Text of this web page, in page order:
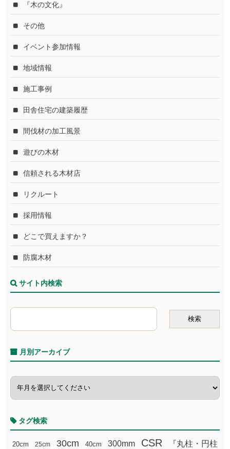
『木の文化』
その他
イベント参加情報
地域情報
施工事例
田舎住宅の建築履歴
間伐材の加工風景
遊びの木材
信頼される木材店
リクルート
採用情報
どこで買えますか？
防腐木材
サイト内検索
月別アーカイブ
タグ検索
20cm 25cm 30cm 40cm 300mm CSR
『丸柱・円柱